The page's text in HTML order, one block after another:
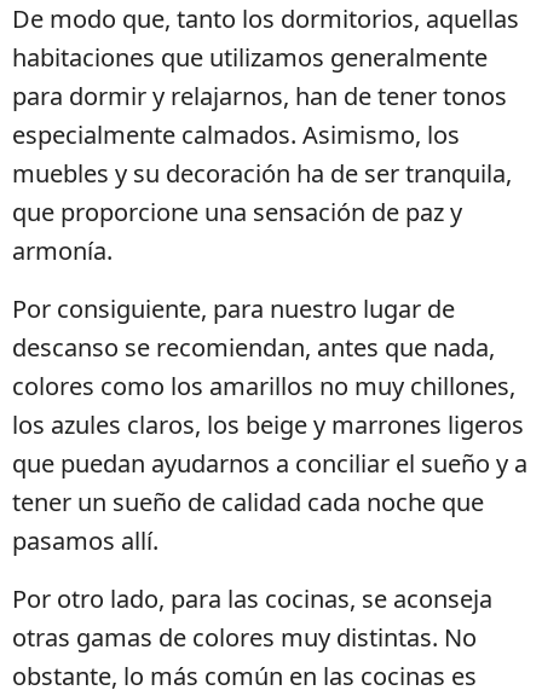
De modo que, tanto los dormitorios, aquellas
habitaciones que utilizamos generalmente
para dormir y relajarnos, han de tener tonos
especialmente calmados. Asimismo, los
muebles y su decoración ha de ser tranquila,
que proporcione una sensación de paz y
armonía.
Por consiguiente, para nuestro lugar de
descanso se recomiendan, antes que nada,
colores como los amarillos no muy chillones,
los azules claros, los beige y marrones ligeros
que puedan ayudarnos a conciliar el sueño y a
tener un sueño de calidad cada noche que
pasamos allí.
Por otro lado, para las cocinas, se aconseja
otras gamas de colores muy distintas. No
obstante, lo más común en las cocinas es